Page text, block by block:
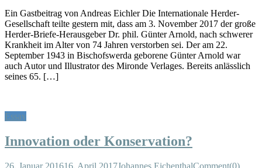
Ein Gastbeitrag von Andreas Eichler Die Internationale Herder-
Gesellschaft teilte gestern mit, dass am 3. November 2017 der große
Herder-Briefe-Herausgeber Dr. phil. Günter Arnold, nach schwerer
Krankheit im Alter von 74 Jahren verstorben sei. Der am 22.
September 1943 in Bischofswerda geborene Günter Arnold war
auch Autor und Illustrator des Mironde Verlages. Bereits anlässlich
seines 65. […]
Essay
Innovation oder Konservation?